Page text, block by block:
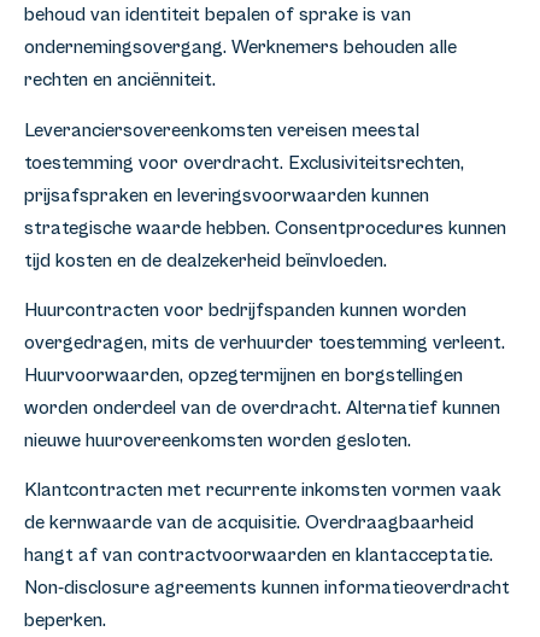
behoud van identiteit bepalen of sprake is van
ondernemingsovergang. Werknemers behouden alle
rechten en anciënniteit.
Leveranciersovereenkomsten vereisen meestal
toestemming voor overdracht. Exclusiviteitsrechten,
prijsafspraken en leveringsvoorwaarden kunnen
strategische waarde hebben. Consentprocedures kunnen
tijd kosten en de dealzekerheid beïnvloeden.
Huurcontracten voor bedrijfspanden kunnen worden
overgedragen, mits de verhuurder toestemming verleent.
Huurvoorwaarden, opzegtermijnen en borgstellingen
worden onderdeel van de overdracht. Alternatief kunnen
nieuwe huurovereenkomsten worden gesloten.
Klantcontracten met recurrente inkomsten vormen vaak
de kernwaarde van de acquisitie. Overdraagbaarheid
hangt af van contractvoorwaarden en klantacceptatie.
Non-disclosure agreements kunnen informatieoverdracht
beperken.